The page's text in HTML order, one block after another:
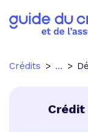
Crédits ...
Crédit